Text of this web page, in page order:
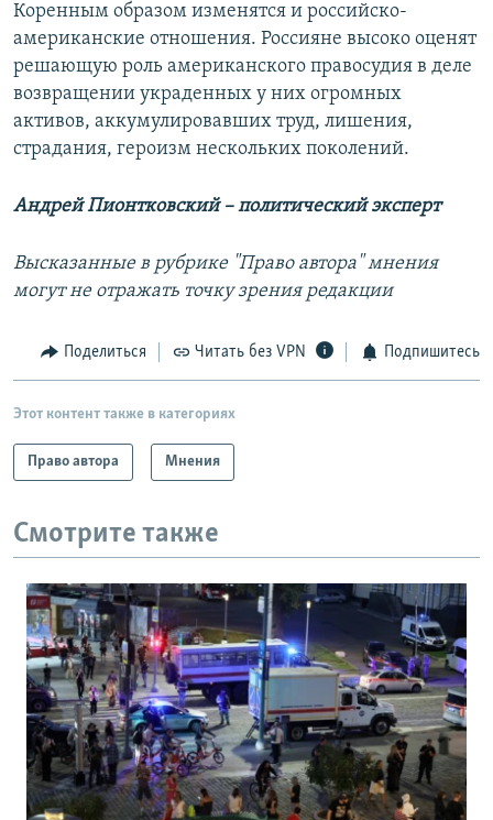
Коренным образом изменятся и российско-
американские отношения. Россияне высоко оценят
решающую роль американского правосудия в деле
возвращении украденных у них огромных
активов, аккумулировавших труд, лишения,
страдания, героизм нескольких поколений.
Андрей Пионтковский – политический эксперт
Высказанные в рубрике "Право автора" мнения
могут не отражать точку зрения редакции
Поделиться Читать без VPN Подпишитесь
Этот контент также в категориях
Право автора Мнения
Смотрите также